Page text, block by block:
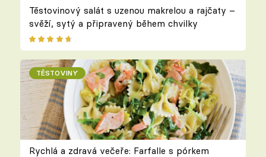
Těstovinový salát s uzenou makrelou a rajčaty –
svěží, sytý a připravený během chvilky
TĚSTOVINY
Rychlá a zdravá večeře: Farfalle s pórkem